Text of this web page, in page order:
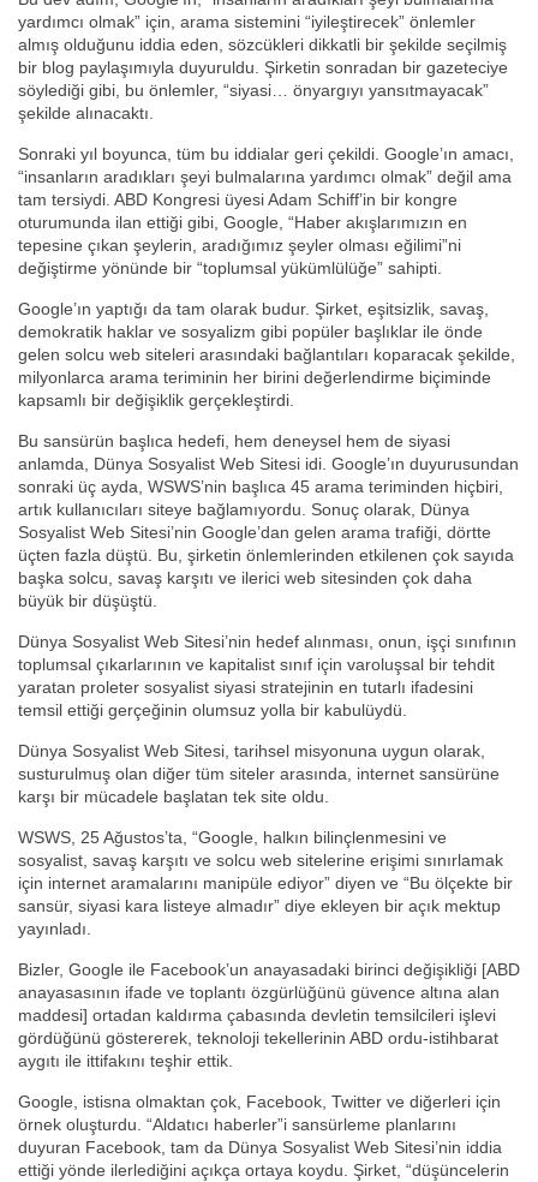
yardımcı olmak” için, arama sistemini “iyileştirecek” önlemler
almış olduğunu iddia eden, sözcükleri dikkatli bir şekilde seçilmiş
bir blog paylaşımıyla duyuruldu. Şirketin sonradan bir gazeteciye
söylediği gibi, bu önlemler, “siyasi… önyargıyı yansıtmayacak”
şekilde alınacaktı.
Sonraki yıl boyunca, tüm bu iddialar geri çekildi. Google’ın amacı,
“insanların aradıkları şeyi bulmalarına yardımcı olmak” değil ama
tam tersiydi. ABD Kongresi üyesi Adam Schiff’in bir kongre
oturumunda ilan ettiği gibi, Google, “Haber akışlarımızın en
tepesine çıkan şeylerin, aradığımız şeyler olması eğilimi”ni
değiştirme yönünde bir “toplumsal yükümlülüğe” sahipti.
Google’ın yaptığı da tam olarak budur. Şirket, eşitsizlik, savaş,
demokratik haklar ve sosyalizm gibi popüler başlıklar ile önde
gelen solcu web siteleri arasındaki bağlantıları koparacak şekilde,
milyonlarca arama teriminin her birini değerlendirme biçiminde
kapsamlı bir değişiklik gerçekleştirdi.
Bu sansürün başlıca hedefi, hem deneysel hem de siyasi
anlamda, Dünya Sosyalist Web Sitesi idi. Google’ın duyurusundan
sonraki üç ayda, WSWS’nin başlıca 45 arama teriminden hiçbiri,
artık kullanıcıları siteye bağlamıyordu. Sonuç olarak, Dünya
Sosyalist Web Sitesi’nin Google’dan gelen arama trafiği, dörtte
üçten fazla düştü. Bu, şirketin önlemlerinden etkilenen çok sayıda
başka solcu, savaş karşıtı ve ilerici web sitesinden çok daha
büyük bir düşüştü.
Dünya Sosyalist Web Sitesi’nin hedef alınması, onun, işçi sınıfının
toplumsal çıkarlarının ve kapitalist sınıf için varoluşsal bir tehdit
yaratan proleter sosyalist siyasi stratejinin en tutarlı ifadesini
temsil ettiği gerçeğinin olumsuz yolla bir kabulüydü.
Dünya Sosyalist Web Sitesi, tarihsel misyonuna uygun olarak,
susturulmuş olan diğer tüm siteler arasında, internet sansürüne
karşı bir mücadele başlatan tek site oldu.
WSWS, 25 Ağustos’ta, “Google, halkın bilinçlenmesini ve
sosyalist, savaş karşıtı ve solcu web sitelerine erişimi sınırlamak
için internet aramalarını manipüle ediyor” diyen ve “Bu ölçekte bir
sansür, siyasi kara listeye almadır” diye ekleyen bir açık mektup
yayınladı.
Bizler, Google ile Facebook’un anayasadaki birinci değişikliği [ABD
anayasasının ifade ve toplantı özgürlüğünü güvence altına alan
maddesi] ortadan kaldırma çabasında devletin temsilcileri işlevi
gördüğünü göstererek, teknoloji tekellerinin ABD ordu-istihbarat
aygıtı ile ittifakını teşhir ettik.
Google, istisna olmaktan çok, Facebook, Twitter ve diğerleri için
örnek oluşturdu. “Aldatıcı haberler”i sansürleme planlarını
duyuran Facebook, tam da Dünya Sosyalist Web Sitesi’nin iddia
ettiği yönde ilerlediğini açıkça ortaya koydu. Şirket, “düşüncelerin